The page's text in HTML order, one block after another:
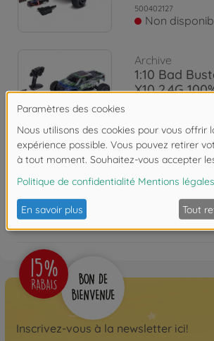
500402127
Non
Archive
1:10 Bad
X10 2.4G
Les avis
FAQ
Inscrivez-vous à la newsletter ici!